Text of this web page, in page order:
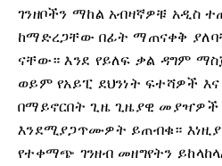
ገንዘቦችን ማከል አብዛኛዎቹ አዲስ
ከማድረጋቸው በፊት ማጠናቀቅ
ናቸው። እንደ የይለፍ ቃል ዳግም
ወይም የአይፒ ደህንነት ፍተሻዎች
በማይኖርበት ጊዜ ጊዜያዊ
እንደሚያጋጥሙዎት ይጠብቁ።
የተቀማጭ ገንዘብ መዘግየትን